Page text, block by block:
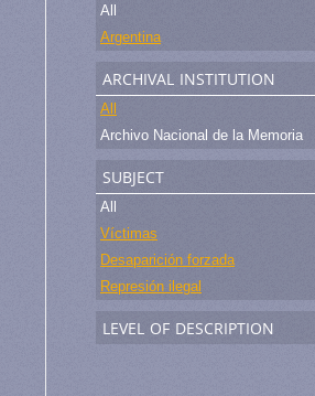
All
Argentina
archival institution
All
Archivo Nacional de la Memoria
subject
All
Víctimas
Desaparición forzada
Represión ilegal
level of description